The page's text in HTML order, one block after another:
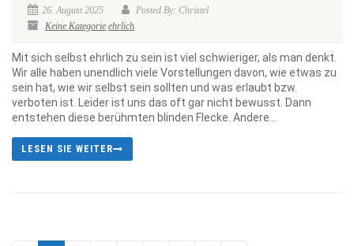
26. August 2025
Posted By: Christel
Keine Kategorie ehrlich
Mit sich selbst ehrlich zu sein ist viel schwieriger, als man denkt.
Wir alle haben unendlich viele Vorstellungen davon, wie etwas zu
sein hat, wie wir selbst sein sollten und was erlaubt bzw.
verboten ist. Leider ist uns das oft gar nicht bewusst. Dann
entstehen diese berühmten blinden Flecke. Andere...
LESEN SIE WEITER